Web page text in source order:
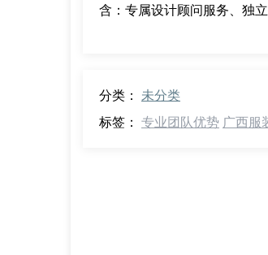
含：专属设计顾问服务、独
分类： 未分类
标签： 专业团队优势 广西服